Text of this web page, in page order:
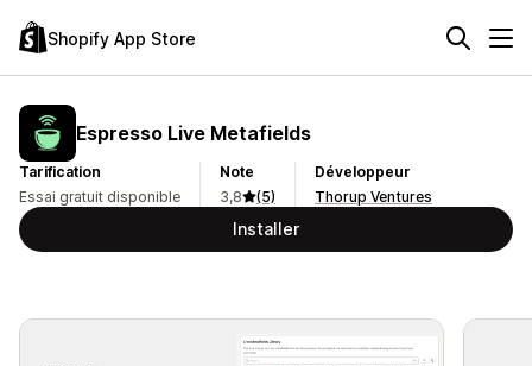
Shopify App Store
Espresso Live Metafields
Tarification
Essai gratuit disponible
Note
3,8
(5)
Développeur
Thorup Ventures
Installer